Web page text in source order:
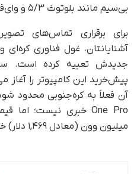
بی‌سیم مانند بلوتوث ۵/۳ و وای‌فای 6E نیز پشتیبانی می‌کند.
برای برقراری تماس‌های
آشنایانتان‌، غول فناوری
پیش‌خرید این کامپیوتر را
میلیون وون (معادل ۱,۴۶۹ دلار) خواهد بود.